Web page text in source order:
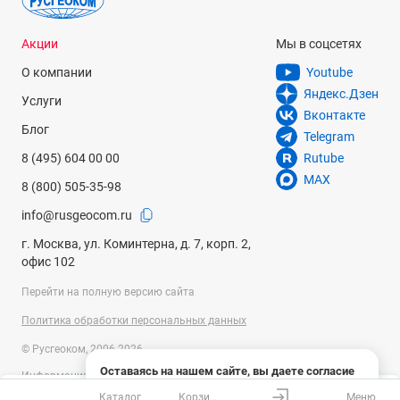
Матрица в фокальной плоскости [FPA]
Спектральный диапазон, мкм
от 7,5 до 14
Представление изображения
Экран/разрешение
сенсорный экран 5-дюймовый ЖК-дисплей/800x480 px
Оставаясь на нашем сайте, вы даете согласие
на использование файлов cookies и сбор данных
Акции
О компании
Услуги
Блог
8 (495) 604 00 00
8 (800) 505-35-98
info@rusgeocom.ru
г. Москва, ул. Коминтерна, д. 7, корп. 2,
офис 102
Мы в соцсетях
Youtube
Яндекс.Дзен
Вконтакте
Telegram
Rutube
MAX
Перейти на полную версию сайта
Политика обработки персональных данных
© Русгеоком, 2006-2026
Информация на сайте носит справочный характер и не является
публичной офертой, определяемой положениями Статьи 437
Каталог Меню